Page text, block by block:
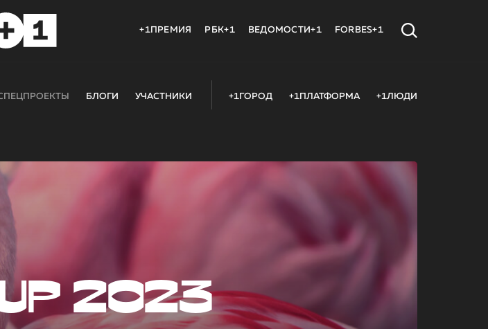
+1ПРЕМИЯ РБК+1 ВЕДОМОСТИ+1 FORBES+1
БЛОГИ УЧАСТНИКИ +1ГОРОД +1ПЛАТФОРМА +1ЛЮДИ
2023